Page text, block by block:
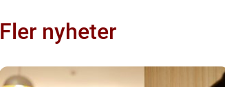
Fler nyheter